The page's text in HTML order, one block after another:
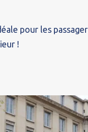
pour les
!